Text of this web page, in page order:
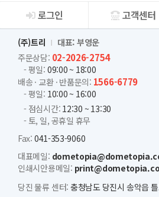
회사소개
로그인 고객센터
(주)트리
대표: 부영운
주문상담: 02-2026-2754
- 평일: 09:00 ~ 18:00
배송 · 교환 · 반품문의: 1566-6779
- 평일: 10:00 ~ 16:00
- 점심시간: 12:30 ~ 13:30
- 토, 일, 공휴일 휴무
Fax: 041-353-9060
대표메일:
인쇄시안용메일:
당진 물류 센터: 충청남도 당진시 송악읍